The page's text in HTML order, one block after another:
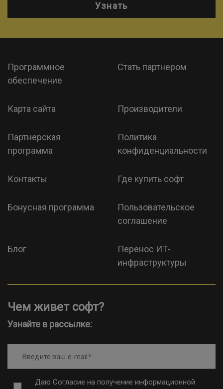
Узнать
Программное
обеспечение
Стать партнером
Карта сайта Производители
Партнерская
программа
Политика
конфиденциальности
Контакты Где купить софт
Бонусная программа
Пользовательское
соглашение
Блог
Перенос ИТ-
инфраструктуры
Чем живет софт?
Узнайте в рассылке:
Введите ваш e-mail
Даю Согласие на получение информационной